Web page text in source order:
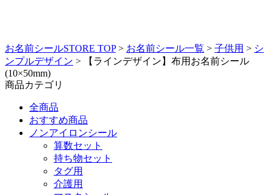
お名前シールSTORE TOP > お名前シール一覧 > 子供用 > シ
ンプルデザイン > 【ラインデザイン】布用お名前シール
(10×50mm)
商品カテゴリ
全商品
おすすめ商品
ノンアイロンシール
算数セット
持ち物セット
タグ用
介護用